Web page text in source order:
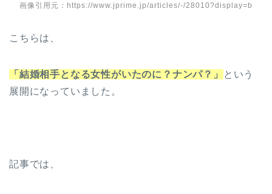
画像引用元：https://www.jprime.jp/articles/-/28010?display=b
こちらは、
「結婚相手となる女性がいたのに？ナンパ？」
という
展開になっていました。
記事では、